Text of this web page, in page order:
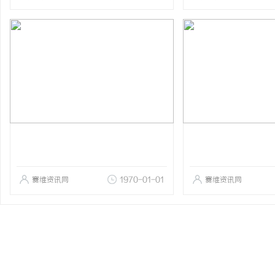
赛维资讯网 1970-01-01 赛维资讯网